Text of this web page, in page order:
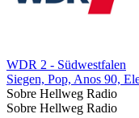
WDR 2 - Südwestfalen
Siegen, Pop, Anos 90,
Sobre Hellweg Radio
Sobre Hellweg Radio